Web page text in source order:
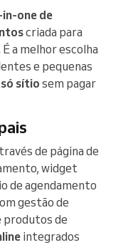
one de
criada para
a melhor escolha
e pequenas
sítio sem pagar
de página de
widget
de agendamento
gestão de
produtos de
integrados